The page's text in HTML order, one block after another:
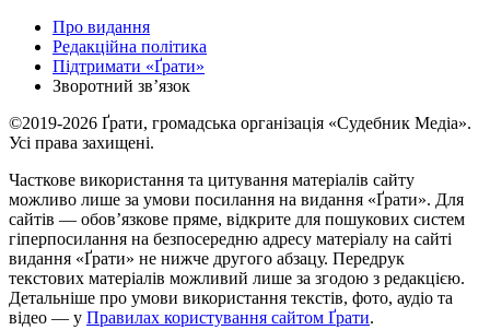
Про видання
Редакційна політика
Підтримати «Ґрати»
Зворотний звʼязок
©2019-2026 Ґрати, громадська організація «Судебник Медіа».
Усі права захищені.
Часткове використання та цитування матеріалів сайту
можливо лише за умови посилання на видання «Ґрати». Для
сайтів — обовʼязкове пряме, відкрите для пошукових систем
гіперпосилання на безпосередню адресу матеріалу на сайті
видання «Ґрати» не нижче другого абзацу. Передрук
текстових матеріалів можливий лише за згодою з редакцією.
Детальніше про умови використання текстів, фото, аудіо та
відео — у Правилах користування сайтом Ґрати.